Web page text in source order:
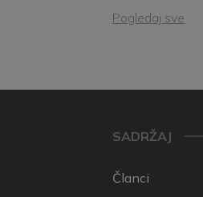
Pogledaj sve
SADRŽAJ
Članci